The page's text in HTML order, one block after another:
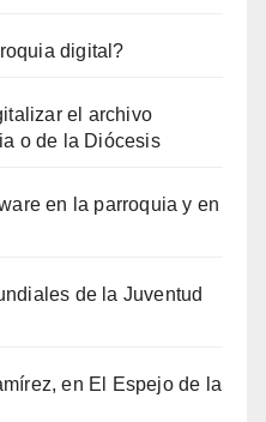
digital?
el archivo
o de la Diócesis
en la parroquia y en
de la Juventud
en El Espejo de la